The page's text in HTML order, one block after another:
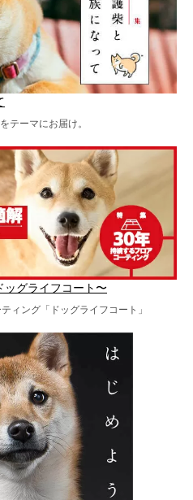
テーマにお届け。
グライフコート〜
ィング「ドッグライフコート」